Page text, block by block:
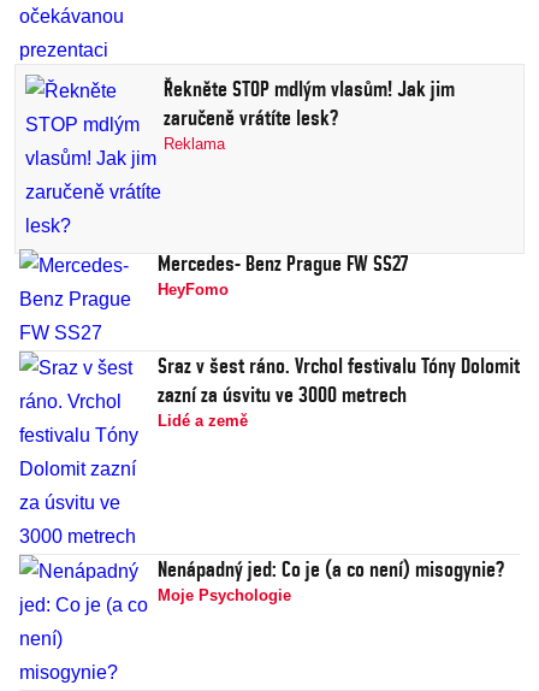
Řekněte STOP mdlým vlasům! Jak jim
zaručeně vrátíte lesk?
Reklama
Mercedes- Benz Prague FW SS27
HeyFomo
Sraz v šest ráno. Vrchol festivalu Tóny Dolomit
zazní za úsvitu ve 3000 metrech
Lidé a země
Nenápadný jed: Co je (a co není) misogynie?
Moje Psychologie